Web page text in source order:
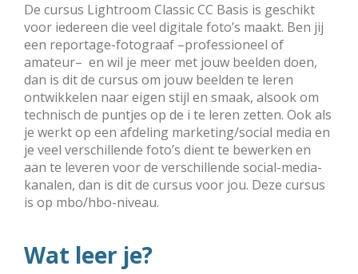
De cursus Lightroom Classic CC Basis is geschikt
voor ieder­een die veel digitale foto’s maakt. Ben jij
een reportage-fotograaf –professioneel of
amateur– en wil je meer met jouw beelden doen,
dan is dit de cursus om jouw beelden te leren
ontwikkelen naar eigen stijl en smaak, alsook om
technisch de puntjes op de i te leren zetten. Ook als
je werkt op een afdeling marketing/social media en
je veel verschillende foto’s dient te bewerken en
aan te leveren voor de verschillende social-media-
kanalen, dan is dit de cursus voor jou. Deze cursus
is op mbo/hbo-niveau.
Wat leer je?